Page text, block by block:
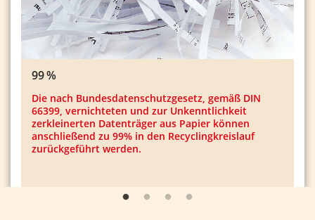
99 %
Die nach Bundesdatenschutzgesetz, gemäß DIN
66399, vernichteten und zur Unkenntlichkeit
zerkleinerten Datenträger aus Papier können
anschließend zu 99% in den Recyclingkreislauf
zurückgeführt werden.